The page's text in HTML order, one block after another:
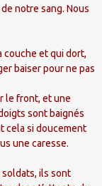
notre sang. Nous
couche et qui dort,
baiser pour ne pas
le front, et une
sont baignés
cela si doucement
une caresse.
ils sont